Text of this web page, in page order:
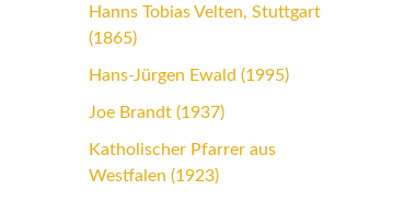
Hanns Tobias Velten, Stuttgart
(1865)
Hans-Jürgen Ewald (1995)
Joe Brandt (1937)
Katholischer Pfarrer aus
Westfalen (1923)